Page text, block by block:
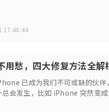
17:48:44
用愁，四大修复方法全解
已成为我们不可或缺的伙
总会发生，比如 iPhone 突然变